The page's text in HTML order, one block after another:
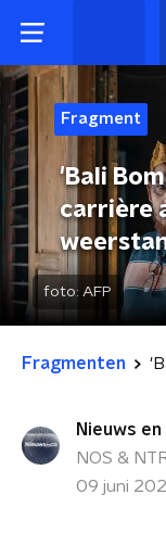
Fragment
'Bali
carrière
foto: AFP
Fragmenten
Nieuws en
NOS &
09 juni